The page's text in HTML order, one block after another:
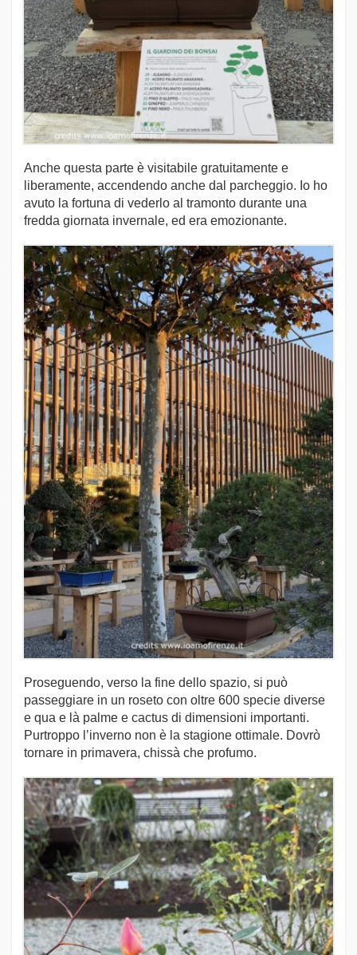
Anche questa parte è visitabile gratuitamente e
liberamente, accendendo anche dal parcheggio. Io ho
avuto la fortuna di vederlo al tramonto durante una
fredda giornata invernale, ed era emozionante.
Proseguendo, verso la fine dello spazio, si può
passeggiare in un roseto con oltre 600 specie diverse
e qua e là palme e cactus di dimensioni importanti.
Purtroppo l’inverno non è la stagione ottimale. Dovrò
tornare in primavera, chissà che profumo.